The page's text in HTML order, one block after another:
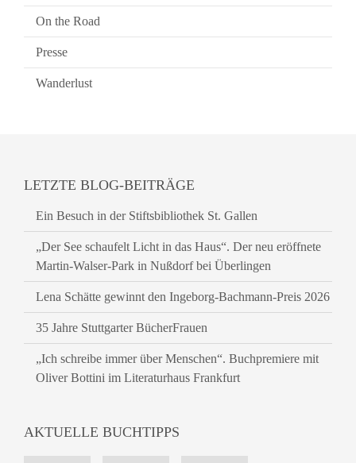
On the Road
Presse
Wanderlust
LETZTE BLOG-BEITRÄGE
Ein Besuch in der Stiftsbibliothek St. Gallen
„Der See schaufelt Licht in das Haus“. Der neu eröffnete
Martin-Walser-Park in Nußdorf bei Überlingen
Lena Schätte gewinnt den Ingeborg-Bachmann-Preis 2026
35 Jahre Stuttgarter BücherFrauen
„Ich schreibe immer über Menschen“. Buchpremiere mit
Oliver Bottini im Literaturhaus Frankfurt
AKTUELLE BUCHTIPPS